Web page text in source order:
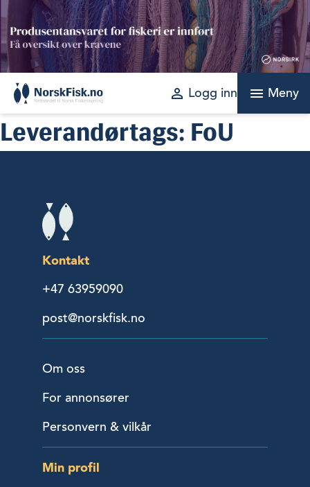
Skip
to
content
perm_identity Logg inn menu Meny
Leverandørtags: FoU
Kontakt
+47 63959090
post@norskfisk.no
Om oss
For annonsører
Personvern & vilkår
Min profil